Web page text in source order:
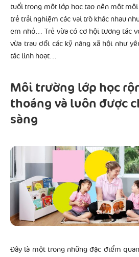
tuổi trong một lớp học tạo nên một
trẻ trải nghiệm các vai trò khác nhau
em nhỏ… Trẻ vừa có cơ hội tương tác
vừa trau dồi các kỹ năng xã hội như
tác linh hoạt…
Môi trường lớp học
thoáng và luôn được
sàng
Đây là một trong những đặc điểm